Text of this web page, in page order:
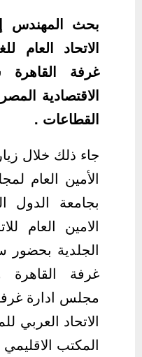
بحث المهندس
الاتحاد العام
غرفة القاهرة
الاقتصادية
القطاعات .
جاء ذلك خلال
الأمين العام
بجامعة الدول
الامين العام
الجلدية
غرفة
مجلس ادارة
الاتحاد العربي
المكتب